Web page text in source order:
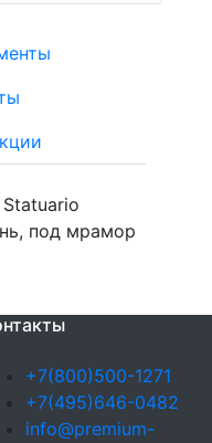
Statuario
под мрамор
+7(800)500-1271
+7(495)646-0482
info@premium-